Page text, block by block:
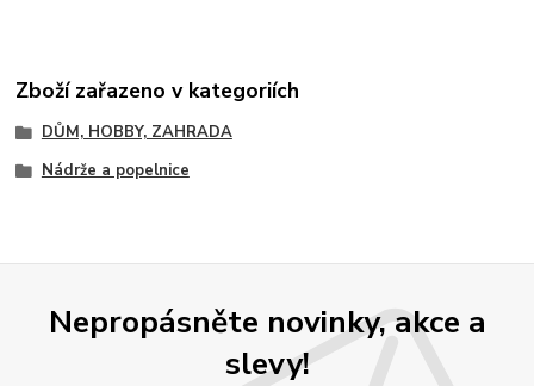
Zboží zařazeno v kategoriích
DŮM, HOBBY, ZAHRADA
Nádrže a popelnice
Nepropásněte novinky, akce a
slevy!